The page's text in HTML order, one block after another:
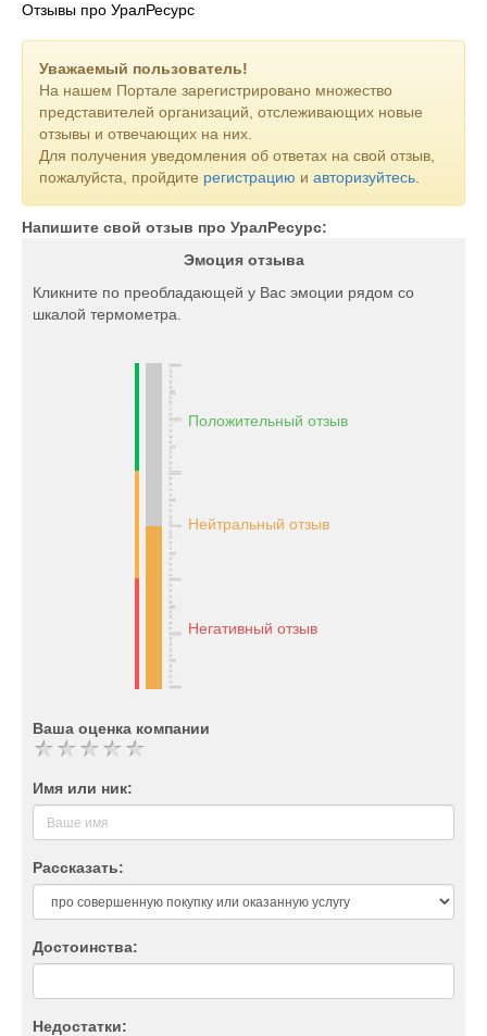
Отзывы про УралРесурс
Уважаемый пользователь!
На нашем Портале зарегистрировано множество
представителей организаций, отслеживающих новые
отзывы и отвечающих на них.
Для получения уведомления об ответах на свой отзыв,
пожалуйста, пройдите регистрацию и авторизуйтесь
Напишите свой отзыв про УралРесурс:
Эмоция отзыва
Кликните по преобладающей у Вас эмоции рядом со
шкалой термометра.
Положительный отзыв
Нейтральный отзыв
Негативный отзыв
Ваша оценка компании
Имя или ник:
Рассказать:
Достоинства:
Недостатки: